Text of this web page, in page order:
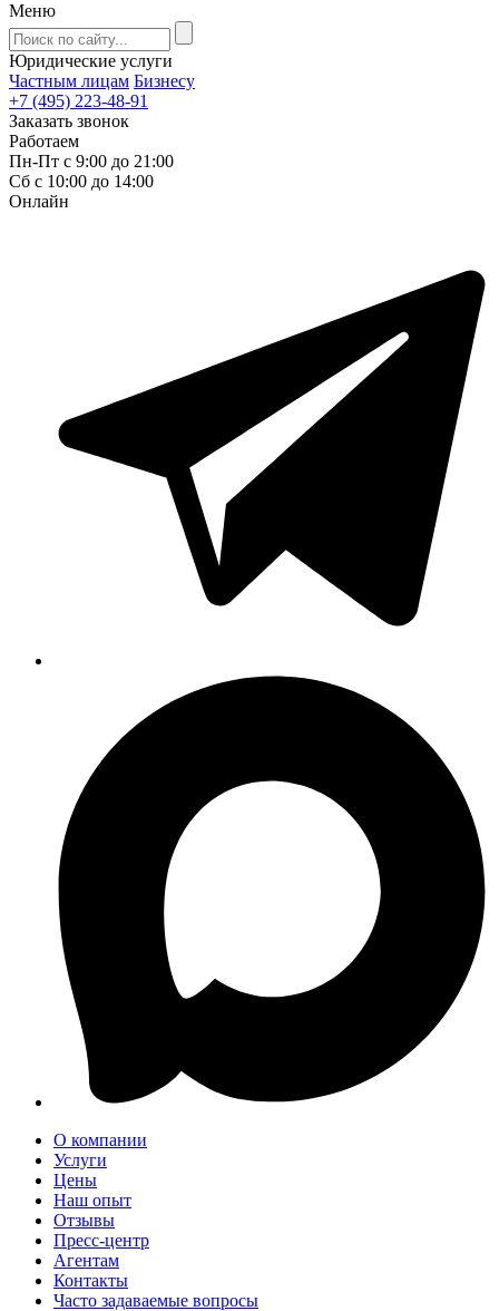
Меню
Юридические услуги
Частным лицам Бизнесу
+7 (495) 223-48-91
Заказать звонок
Работаем
Пн-Пт с 9:00 до 21:00
Сб с 10:00 до 14:00
Онлайн
О компании
Услуги
Цены
Наш опыт
Отзывы
Пресс-центр
Агентам
Контакты
Часто задаваемые вопросы